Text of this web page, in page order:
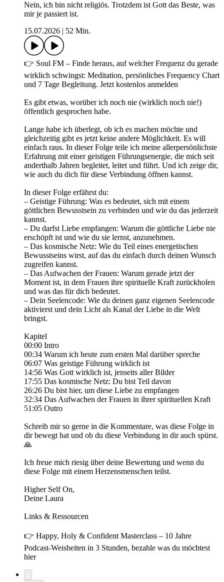
Nein, ich bin nicht religiös. Trotzdem ist Gott das Beste, was
mir je passiert ist.
15.07.2026
52 Min.
👉 Soul FM – Finde heraus, auf welcher Frequenz du gerade
wirklich schwingst: Meditation, persönliches Frequency Chart
und 7 Tage Begleitung. ⁠Jetzt kostenlos anmelden
Es gibt etwas, worüber ich noch nie (wirklich noch nie!)
öffentlich gesprochen habe.
Lange habe ich überlegt, ob ich es machen möchte und
gleichzeitig gibt es jetzt keine andere Möglichkeit. Es will
einfach raus. In dieser Folge teile ich meine allerpersönlichste
Erfahrung mit einer geistigen Führungsenergie, die mich seit
anderthalb Jahren begleitet, leitet und führt. Und ich zeige dir,
wie auch du dich für diese Verbindung öffnen kannst.
In dieser Folge erfährst du:
– Geistige Führung: Was es bedeutet, sich mit einem
göttlichen Bewusstsein zu verbinden und wie du das jederzeit
kannst.
– Du darfst Liebe empfangen: Warum die göttliche Liebe nie
erschöpft ist und wie du sie lernst, anzunehmen.
– Das kosmische Netz: Wie du Teil eines energetischen
Bewusstseins wirst, auf das du einfach durch deinen Wunsch
zugreifen kannst.
– Das Aufwachen der Frauen: Warum gerade jetzt der
Moment ist, in dem Frauen ihre spirituelle Kraft zurückholen
und was das für dich bedeutet.
– Dein Seelencode: Wie du deinen ganz eigenen Seelencode
aktivierst und dein Licht als Kanal der Liebe in die Welt
bringst.
Kapitel
00:00 Intro
00:34 Warum ich heute zum ersten Mal darüber spreche
06:07 Was geistige Führung wirklich ist
14:56 Was Gott wirklich ist, jenseits aller Bilder
17:55 Das kosmische Netz: Du bist Teil davon
26:26 Du bist hier, um diese Liebe zu empfangen
32:34 Das Aufwachen der Frauen in ihrer spirituellen Kraft
51:05 Outro
Schreib mir so gerne in die Kommentare, was diese Folge in
dir bewegt hat und ob du diese Verbindung in dir auch spürst.
🙏
Ich freue mich riesig über deine Bewertung und wenn du
diese Folge mit einem Herzensmenschen teilst.
Higher Self On,
Deine Laura
Links & Ressourcen
👉 Happy, Holy & Confident Masterclass – 10 Jahre
Podcast-Weisheiten in 3 Stunden, bezahle was du möchtest
hier